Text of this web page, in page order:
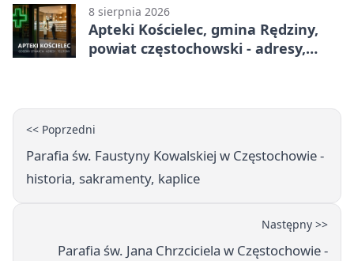
8 sierpnia 2026
Apteki Kościelec, gmina Rędziny,
powiat częstochowski - adresy,
<< Poprzedni
Parafia św. Faustyny Kowalskiej w Częstochowie -
historia, sakramenty, kaplice
Następny >>
Parafia św. Jana Chrzciciela w Częstochowie -